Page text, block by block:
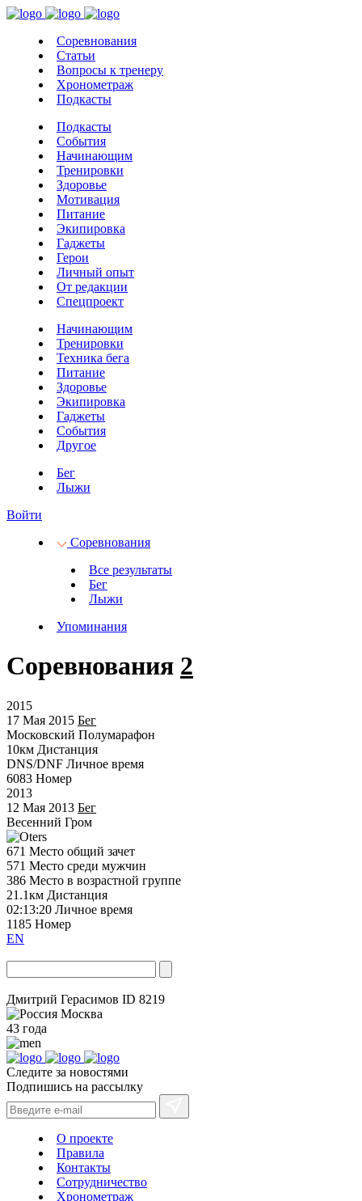
Соревнования
Статьи
Вопросы к тренеру
Хронометраж
Подкасты
Подкасты
События
Начинающим
Тренировки
Здоровье
Мотивация
Питание
Экипировка
Гаджеты
Герои
Личный опыт
От редакции
Спецпроект
Начинающим
Тренировки
Техника бега
Питание
Здоровье
Экипировка
Гаджеты
События
Другое
Бег
Лыжи
Войти
Соревнования
Все результаты
Бег
Лыжи
Упоминания
Соревнования 2
2015
17 Мая 2015 Бег
Московский Полумарафон
10км Дистанция
DNS/DNF Личное время
6083 Номер
2013
12 Мая 2013 Бег
Весенний Гром
671 Место общий зачет
571 Место среди мужчин
386 Место в возрастной группе
21.1км Дистанция
02:13:20 Личное время
1185 Номер
EN
Дмитрий Герасимов ID 8219
Москва
43 года
Следите за новостями
Подпишись на рассылку
О проекте
Правила
Контакты
Сотрудничество
Хронометраж